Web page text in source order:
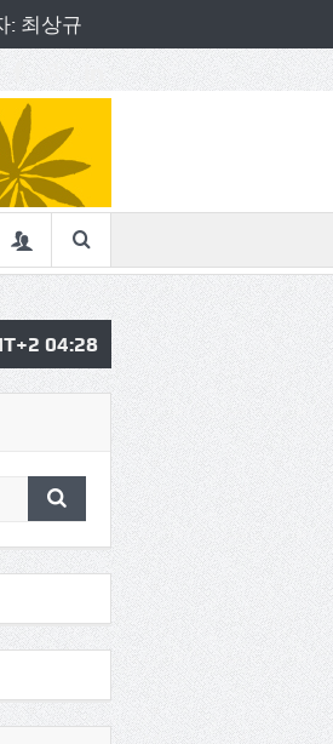
: 최상규
리, 구리시청서 특별한 전달식
04:28